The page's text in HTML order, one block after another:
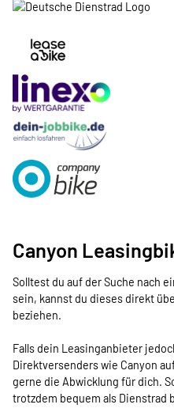
Canyon
Solltest du auf der Suche nach
sein, kannst du dieses direkt
beziehen.
Falls dein Leasinganbieter
Direktversenders wie Canyon
gerne die Abwicklung für dich.
trotzdem bequem als Dienstrad